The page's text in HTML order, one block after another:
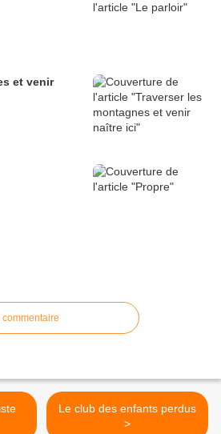
et venir
Le club des enfants perdus
>